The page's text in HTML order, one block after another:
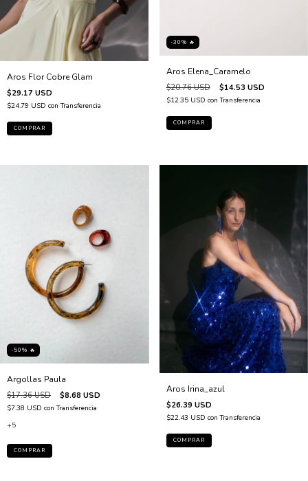
Aros Flor Cobre Glam
$29.17 USD
$24.79 USD con Transferencia
-30% 🔥
Aros Elena_Caramelo
$20.76 USD $14.53 USD
$12.35 USD con Transferencia
-50% 🔥
Argollas Paula
$17.36 USD $8.68 USD
$7.38 USD con Transferencia
+5
COMPRAR
Aros Irina_azul
$26.39 USD
$22.43 USD con Transferencia